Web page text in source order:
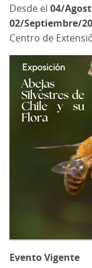
04/
02/Septiembre/
Centro de
Evento Vigente